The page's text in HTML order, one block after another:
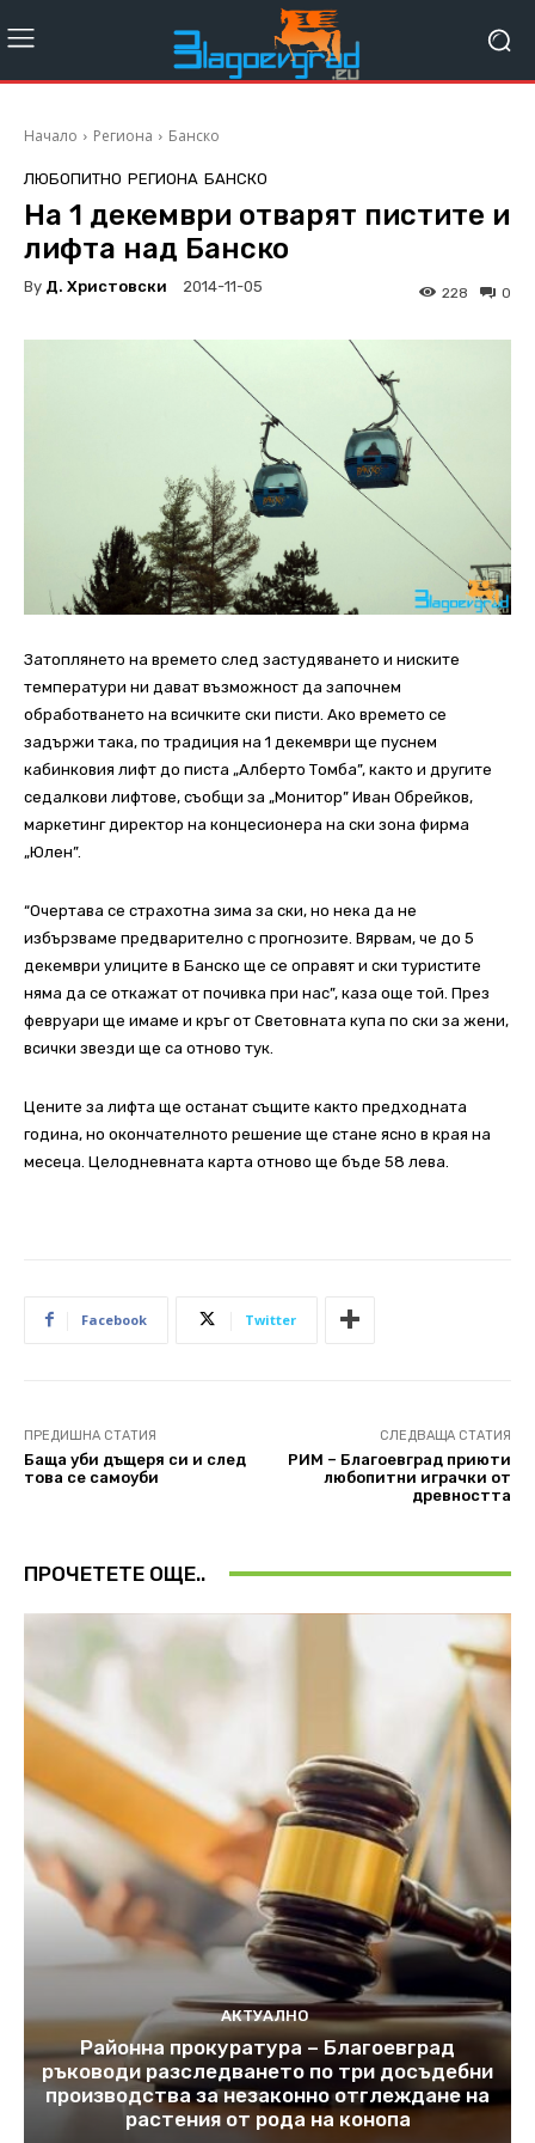
Начало Региона Банско
ЛЮБОПИТНО РЕГИОНА БАНСКО
На 1 декември отварят пистите и
лифта над Банско
By Д. Христовски 2014-11-05 0
228
Затоплянето на времето след застудяването и ниските
температури ни дават възможност да започнем
обработването на всичките ски писти. Ако времето се
задържи така, по традиция на 1 декември ще пуснем
кабинковия лифт до писта „Алберто Томба”, както и другите
седалкови лифтове, съобщи за „Монитор” Иван Обрейков,
маркетинг директор на концесионера на ски зона фирма
„Юлен”.
“Очертава се страхотна зима за ски, но нека да не
избързваме предварително с прогнозите. Вярвам, че до 5
декември улиците в Банско ще се оправят и ски туристите
няма да се откажат от почивка при нас”, каза още той. През
февруари ще имаме и кръг от Световната купа по ски за жени,
всички звезди ще са отново тук.
Цените за лифта ще останат същите както предходната
година, но окончателното решение ще стане ясно в края на
месеца. Целодневната карта отново ще бъде 58 лева.
Facebook Twitter
ПРЕДИШНА СТАТИЯ
Баща уби дъщеря си и след
това се самоуби
СЛЕДВАЩА СТАТИЯ
РИМ – Благоевград приюти
любопитни играчки от
древността
ПРОЧЕТЕТЕ ОЩЕ..
АКТУАЛНО
Районна прокуратура – Благоевград
ръководи разследването по три досъдебни
производства за незаконно отглеждане на
растения от рода на конопа